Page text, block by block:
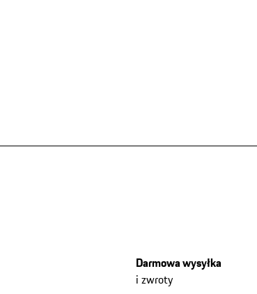
Darmowa wysyłka
i zwroty